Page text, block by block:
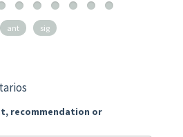
ant sig
recommendation or